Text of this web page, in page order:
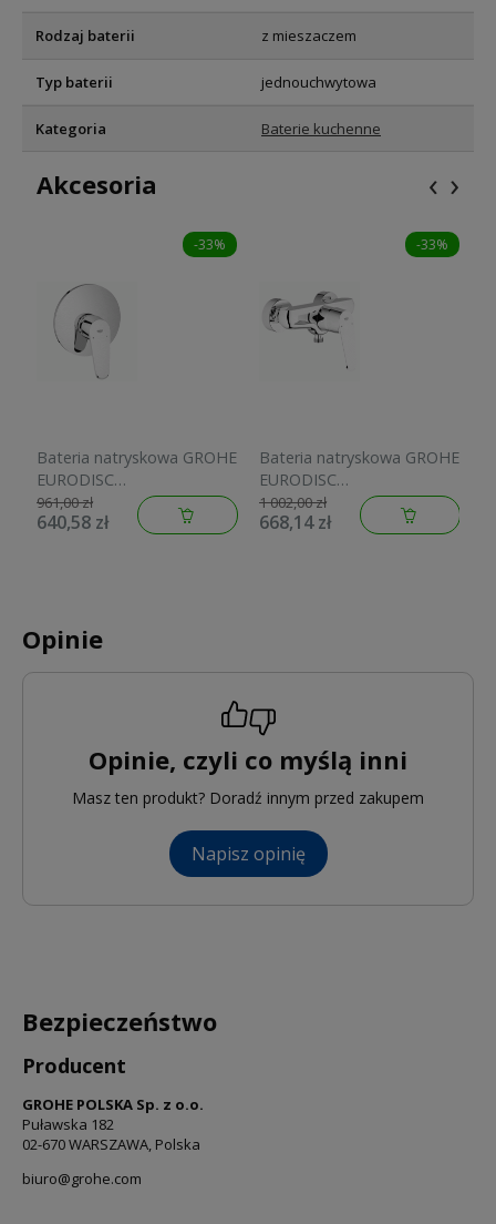
Rodzaj baterii z mieszaczem
Typ baterii jednouchwytowa
Kategoria Baterie kuchenne
Akcesoria
-33%
Bateria natryskowa GROHE
EURODISC
COSMOPOLITAN chrom
19549002
961,00 zł
640,58 zł
-33%
Bateria natryskowa GROHE
EURODISC
COSMOPOLITAN chrom
33569002
1 002,00 zł
668,14 zł
‹ ›
Opinie
Opinie, czyli co myślą inni
Masz ten produkt? Doradź innym przed zakupem
Napisz opinię
Bezpieczeństwo
Producent
GROHE POLSKA Sp. z o.o.
Puławska 182
02-670 WARSZAWA, Polska
biuro@grohe.com